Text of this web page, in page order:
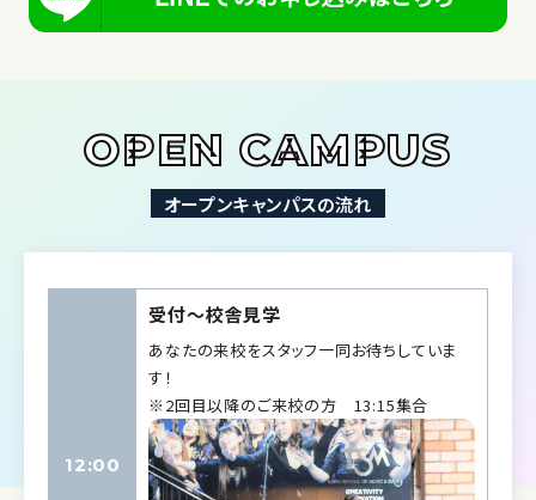
OPEN CAMPUS
オープンキャンパスの流れ
12:00
受付〜校舎見学
あなたの来校をスタッフ一同お待ちしていま
す！
※2回目以降のご来校の方 13:15集合